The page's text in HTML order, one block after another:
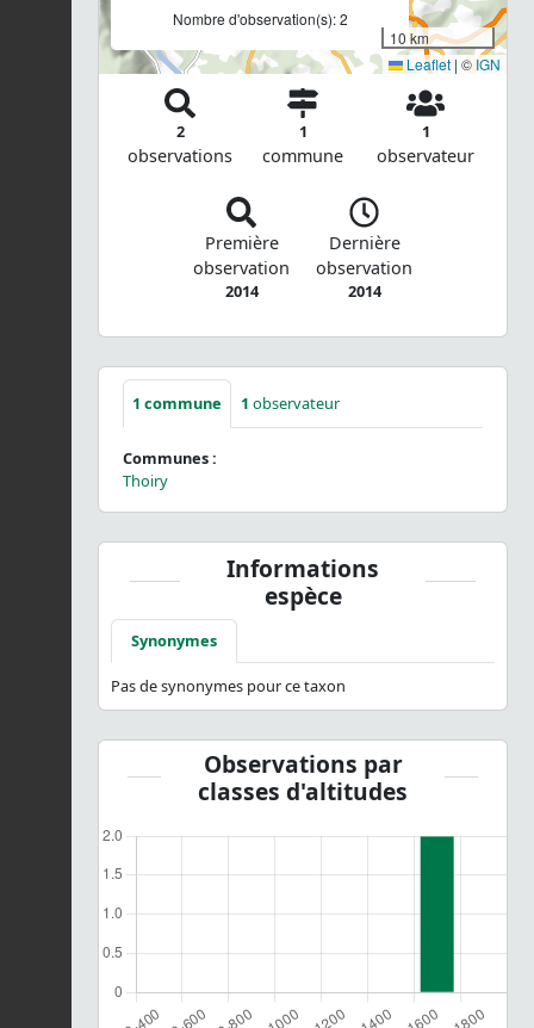
Nombre d'observation(s): 2
10 km
Leaflet | ©IGN
2
observations
1
commune
1
observateur
Première
observation
2014
Dernière
observation
2014
1 commune 1 observateur
Communes :
Thoiry
Informations
espèce
Synonymes
Pas de synonymes pour ce taxon
Observations par
classes d'altitudes